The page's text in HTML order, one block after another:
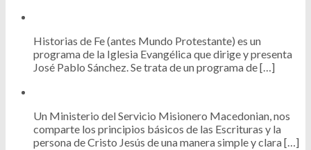
Historias de Fe (antes Mundo Protestante) es un
programa de la Iglesia Evangélica que dirige y presenta
José Pablo Sánchez. Se trata de un programa de […]
Un Ministerio del Servicio Misionero Macedonian, nos
comparte los principios básicos de las Escrituras y la
persona de Cristo Jesús de una manera simple y clara […]